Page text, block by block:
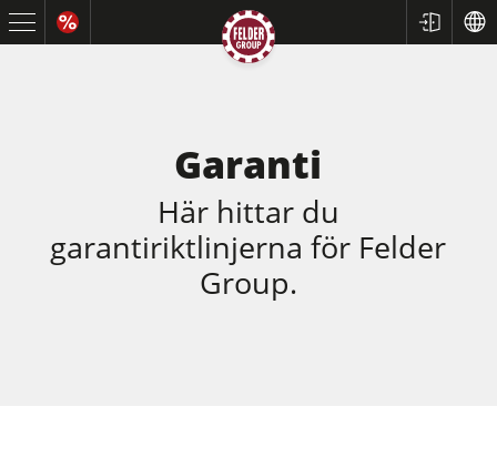
Cirkelsågar och justersågar
Garanti
Här hittar du
garantiriktlinjerna för Felder
Group.